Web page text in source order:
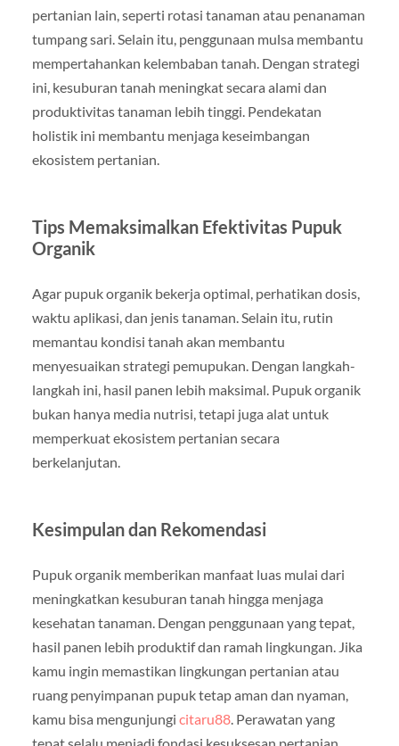
pertanian lain, seperti rotasi tanaman atau penanaman
tumpang sari. Selain itu, penggunaan mulsa membantu
mempertahankan kelembaban tanah. Dengan strategi
ini, kesuburan tanah meningkat secara alami dan
produktivitas tanaman lebih tinggi. Pendekatan
holistik ini membantu menjaga keseimbangan
ekosistem pertanian.
Tips Memaksimalkan Efektivitas Pupuk
Organik
Agar pupuk organik bekerja optimal, perhatikan dosis,
waktu aplikasi, dan jenis tanaman. Selain itu, rutin
memantau kondisi tanah akan membantu
menyesuaikan strategi pemupukan. Dengan langkah-
langkah ini, hasil panen lebih maksimal. Pupuk organik
bukan hanya media nutrisi, tetapi juga alat untuk
memperkuat ekosistem pertanian secara
berkelanjutan.
Kesimpulan dan Rekomendasi
Pupuk organik memberikan manfaat luas mulai dari
meningkatkan kesuburan tanah hingga menjaga
kesehatan tanaman. Dengan penggunaan yang tepat,
hasil panen lebih produktif dan ramah lingkungan. Jika
kamu ingin memastikan lingkungan pertanian atau
ruang penyimpanan pupuk tetap aman dan nyaman,
kamu bisa mengunjungi citaru88. Perawatan yang